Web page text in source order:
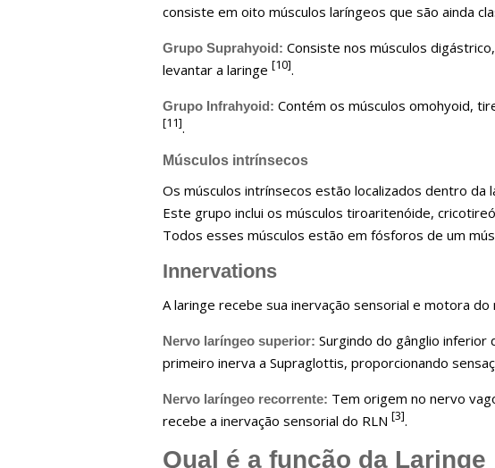
consiste em oito músculos laríngeos que são ainda
Grupo Suprahyoid: Consiste nos músculos
levantar a laringe [10].
Grupo Infrahyoid: Contém os músculos omohyoid,
[11].
Músculos intrínsecos
Os músculos intrínsecos estão localizados dentro
Este grupo inclui os músculos tiroaritenóide,
Todos esses músculos estão em fósforos de um
Innervations
A laringe recebe sua inervação sensorial e motora
Nervo laríngeo superior: Surgindo do gânglio inferior
primeiro inerva a Supraglottis, proporcionando
Nervo laríngeo recorrente: Tem origem no nervo
recebe a inervação sensorial do RLN [3].
Qual é a função da Laringe